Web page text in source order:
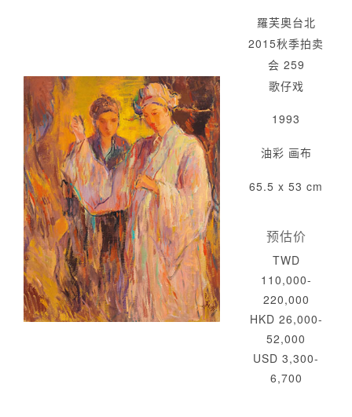
羅芙奧台北
2015秋季拍卖
会 259
歌仔戏
1993
油彩 画布
65.5 x 53 cm
预估价
TWD
110,000-
220,000
HKD 26,000-
52,000
USD 3,300-
6,700